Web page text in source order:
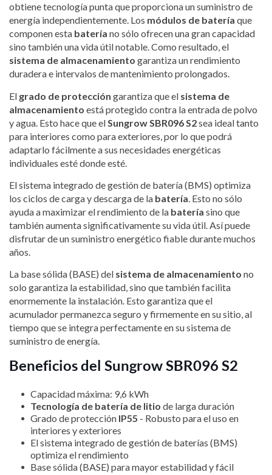
obtiene tecnología punta que proporciona un suministro de
energía independientemente. Los módulos de batería que
componen esta batería no sólo ofrecen una gran capacidad
sino también una vida útil notable. Como resultado, el
sistema de almacenamiento garantiza un rendimiento
duradera e intervalos de mantenimiento prolongados.
El grado de protección garantiza que el sistema de
almacenamiento está protegido contra la entrada de polvo
y agua. Esto hace que el Sungrow SBR096 S2sea ideal tanto
para interiores como para exteriores, por lo que podrá
adaptarlo fácilmente a sus necesidades energéticas
individuales esté donde esté.
El sistema integrado de gestión de batería (BMS) optimiza
los ciclos de carga y descarga de la batería. Esto no sólo
ayuda a maximizar el rendimiento de la batería sino que
también aumenta significativamente su vida útil. Así puede
disfrutar de un suministro energético fiable durante muchos
años.
La base sólida (BASE) del sistema de almacenamiento no
solo garantiza la estabilidad, sino que también facilita
enormemente la instalación. Esto garantiza que el
acumulador permanezca seguro y firmemente en su sitio, al
tiempo que se integra perfectamente en su sistema de
suministro de energía.
Beneficios del Sungrow SBR096 S2
Capacidad máxima: 9,6 kWh
Tecnología de batería de litio de larga duración
Grado de protección IP55 - Robusto para el uso en
interiores y exteriores
El sistema integrado de gestión de baterías (BMS)
optimiza el rendimiento
Base sólida (BASE) para mayor estabilidad y fácil